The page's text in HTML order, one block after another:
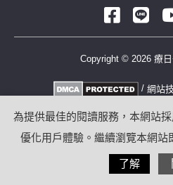
Copyright © 2026 療
/ 網站
為提供最佳的閱讀服務，本網站
優化用戶體驗。繼續瀏覽本網站
了解